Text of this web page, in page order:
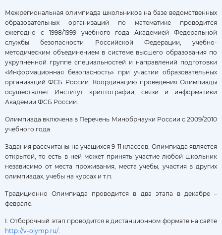
Межрегиональная олимпиада школьников на базе ведомственных
образовательных организаций по математике проводится
ежегодно с 1998/1999 учебного года Академией Федеральной
службы безопасности Российской Федерации, учебно-
методическим объединением в системе высшего образования по
укрупненной группе специальностей и направлений подготовки
«Информационная безопасность» при участии образовательных
организаций ФСБ России. Координацию проведения Олимпиады
осуществляет Институт криптографии, связи и информатики
Академии ФСБ России.
Олимпиада включена в Перечень Минобрнауки России с 2009/2010
учебного года.
Задания рассчитаны на учащихся 9-11 классов. Олимпиада является
открытой, то есть в ней может принять участие любой школьник
независимо от места проживания, места учебы, участия в других
олимпиадах, учебы на курсах и т.п.
Традиционно Олимпиада проводится в два этапа в декабре –
феврале:
I. Отборочный этап проводится в дистанционном формате на сайте
http://v-olymp.ru/.